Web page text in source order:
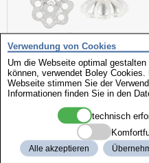
Perlschalen
Verwendung von Cookies
Um die Webseite optimal
können, verwendet Boley
Webseite stimmen Sie der
Informationen finden Sie in den
technisch
Alle akzeptieren